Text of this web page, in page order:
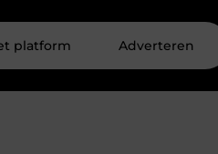
platform Adverteren